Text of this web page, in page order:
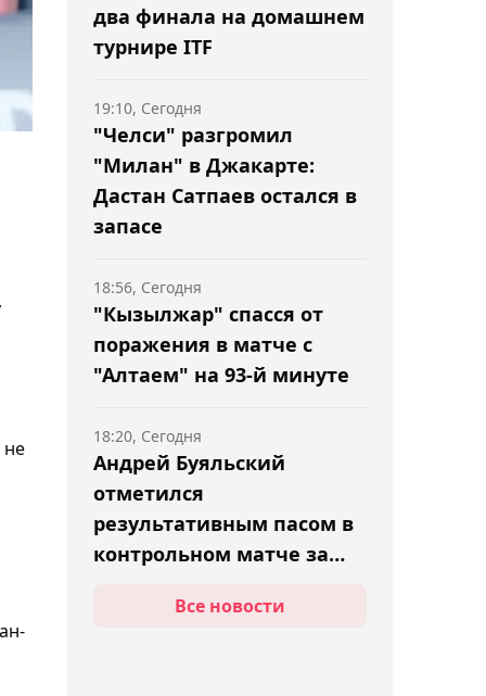
не
два финала на домашнем
турнире ITF
"Челси" разгромил
"Милан" в Джакарте:
Дастан Сатпаев остался в
запасе
19:10, Сегодня
"Кызылжар" спасся от
поражения в матче с
"Алтаем" на 93-й минуте
18:56, Сегодня
Андрей Буяльский
отметился
результативным пасом в
контрольном матче за
18:20, Сегодня
17:43, СегодняВсе новости